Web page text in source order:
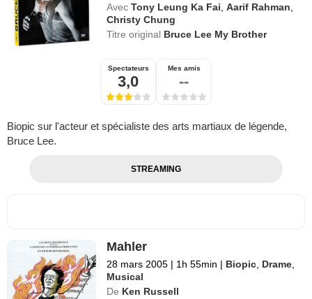
Avec Tony Leung Ka Fai ,Aarif Rahman
Christy Chung
Titre original Bruce Lee My Brother
Spectateurs
3,0
Mes amis
--
Biopic sur l'acteur et spécialiste des arts martiaux de légende,
Bruce Lee.
STREAMING
Mahler
28 mars 2005 | 1h 55min | Biopic Drame
Musical
De Ken Russell